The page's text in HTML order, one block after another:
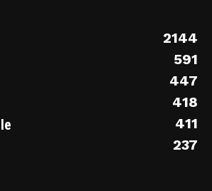
2144
591
447
418
411
237